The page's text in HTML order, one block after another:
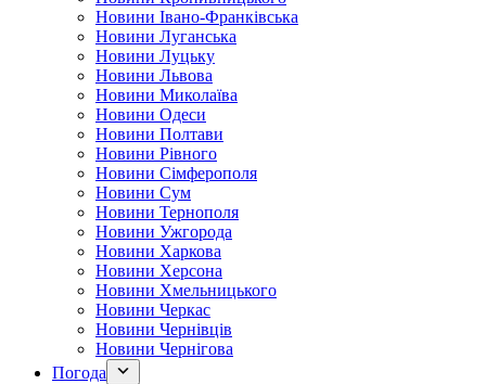
Новини Івано-Франківська
Новини Луганська
Новини Луцьку
Новини Львова
Новини Миколаїва
Новини Одеси
Новини Полтави
Новини Рівного
Новини Сімферополя
Новини Сум
Новини Тернополя
Новини Ужгорода
Новини Харкова
Новини Херсона
Новини Хмельницького
Новини Черкас
Новини Чернівців
Новини Чернігова
Погода